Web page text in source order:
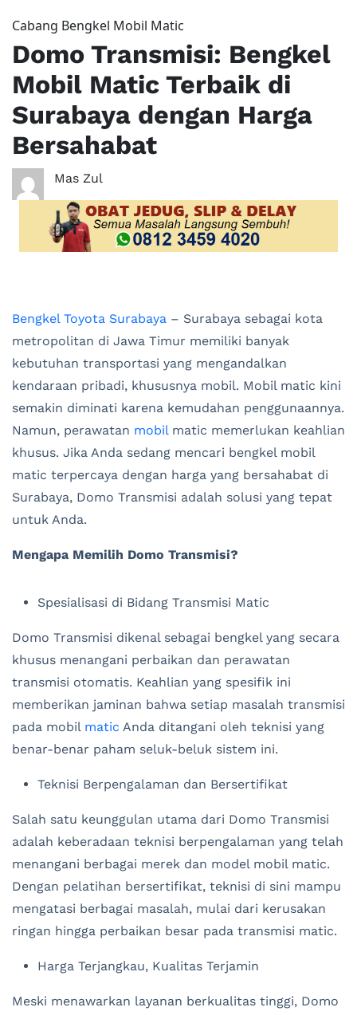
Cabang Bengkel Mobil Matic
Domo Transmisi: Bengkel
Mobil Matic Terbaik di
Surabaya dengan Harga
Bersahabat
Mas Zul
Bengkel Toyota Surabaya – Surabaya sebagai kota
metropolitan di Jawa Timur memiliki banyak
kebutuhan transportasi yang mengandalkan
kendaraan pribadi, khususnya mobil. Mobil matic kini
semakin diminati karena kemudahan penggunaannya.
Namun, perawatan mobilmatic memerlukan keahlian
khusus. Jika Anda sedang mencari bengkel mobil
matic terpercaya dengan harga yang bersahabat di
Surabaya, Domo Transmisi adalah solusi yang tepat
untuk Anda.
Mengapa Memilih Domo Transmisi?
Spesialisasi di Bidang Transmisi Matic
Domo Transmisi dikenal sebagai bengkel yang secara
khusus menangani perbaikan dan perawatan
transmisi otomatis. Keahlian yang spesifik ini
memberikan jaminan bahwa setiap masalah transmisi
pada mobil matic Anda ditangani oleh teknisi yang
benar-benar paham seluk-beluk sistem ini.
Teknisi Berpengalaman dan Bersertifikat
Salah satu keunggulan utama dari Domo Transmisi
adalah keberadaan teknisi berpengalaman yang telah
menangani berbagai merek dan model mobil matic.
Dengan pelatihan bersertifikat, teknisi di sini mampu
mengatasi berbagai masalah, mulai dari kerusakan
ringan hingga perbaikan besar pada transmisi matic.
Harga Terjangkau, Kualitas Terjamin
Meski menawarkan layanan berkualitas tinggi, Domo